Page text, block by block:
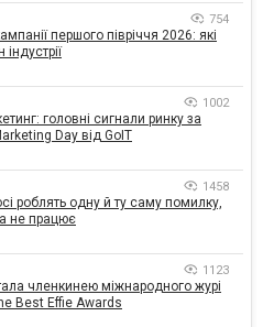
754
першого півріччя 2026: які
1002
головні сигнали ринку за
Day від GoIT
1458
роблять одну й ту саму помилку,
не працює
1123
членкинею міжнародного журі
Best Effie Awards